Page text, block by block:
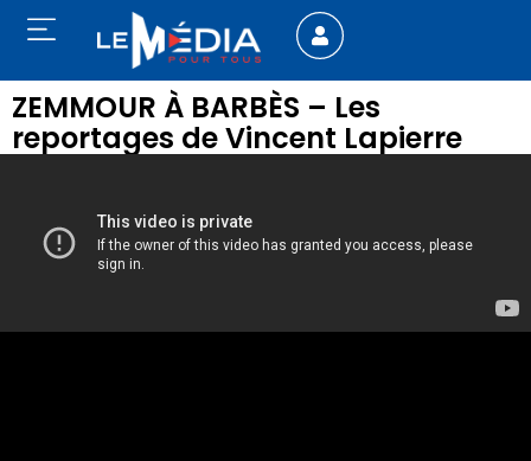
ZEMMOUR À BARBÈS – Les
reportages de Vincent Lapierre